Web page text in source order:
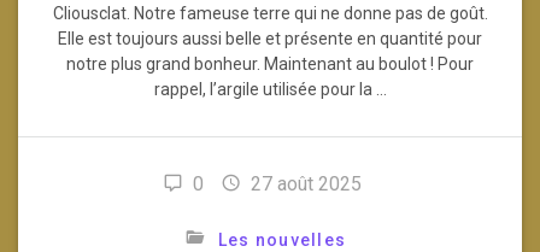
Cliousclat. Notre fameuse terre qui ne donne pas de goût.
Elle est toujours aussi belle et présente en quantité pour
notre plus grand bonheur. Maintenant au boulot ! Pour
rappel, l’argile utilisée pour la …
0 27 août 2025
Les nouvelles